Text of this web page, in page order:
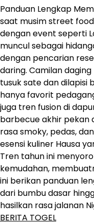
Panduan Lengkap
saat musim street
dengan event seperti
muncul sebagai
dengan pencarian
daring. Camilan
tusuk sate dan dilapisi
hanya favorit
juga tren fusion di
barbecue akhir pekan
rasa smoky, pedas,
esensi kuliner Hausa
Tren tahun ini
kemudahan,
ini berikan panduan
dari bumbu dasar
hasilkan rasa jalanan
BERITA TOGEL